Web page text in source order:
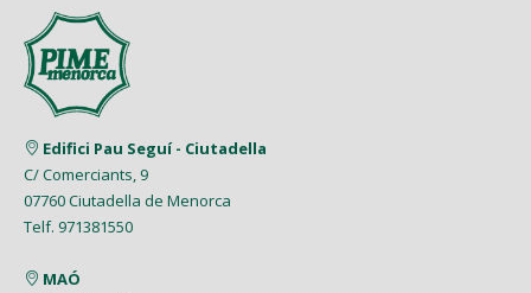
Edifici Pau Seguí - Ciutadella
C/ Comerciants, 9
07760 Ciutadella de Menorca
Telf. 971381550
MAÓ